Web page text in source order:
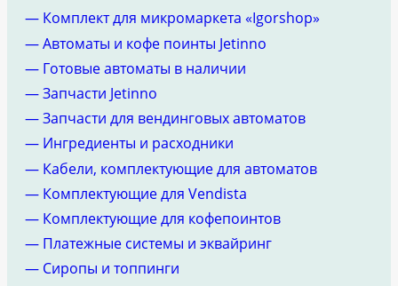
— Комплект для микромаркета «Igorshop»
— Автоматы и кофе поинты Jetinno
— Готовые автоматы в наличии
— Запчасти Jetinno
— Запчасти для вендинговых автоматов
— Ингредиенты и расходники
— Кабели, комплектующие для автоматов
— Комплектующие для Vendista
— Комплектующие для кофепоинтов
— Платежные системы и эквайринг
— Сиропы и топпинги